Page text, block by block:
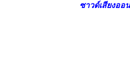
ซาวด์เสียงออ